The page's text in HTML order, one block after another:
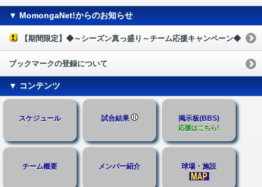
▼ MomongaNet!からのお知らせ
【期間限定】◆～シーズン真っ盛り～チーム応援キャンペーン◆
ブックマークの登録について
▼ コンテンツ
スケジュール 試合結果 掲示板(BBS)
応援はこちら!
チーム概要 メンバー紹介 球場・施設